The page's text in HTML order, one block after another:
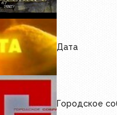
Дата
Городское